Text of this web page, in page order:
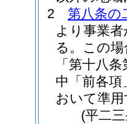
2
第八条の
より事業
る。 この
「第十八
中「前各
おいて準
(平二